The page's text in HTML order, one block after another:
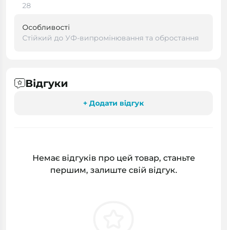
28
Особливості
Стійкий до УФ-випромінювання та обростання
Відгуки
+ Додати відгук
Немає відгуків про цей товар, станьте
першим, залиште свій відгук.